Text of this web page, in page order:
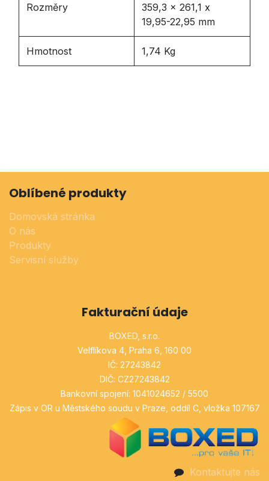
Rozměry
359,3 x 261,1 x
19,95-22,95 mm
Hmotnost 1,74 Kg
Oblíbené produkty
Domovská stránka
O nás
Produkty
Servisní služby
Fakturační údaje
BOXED, s.r.o.
Velflíkova 4, Praha 6, 160 00
IČ: 27243842
DIČ: CZ27243842
Bankovní spojení: 1041024652 / 5500
Zápis v OR u Městského soudu v Praze, oddíl C, vložka 107167
Kontaktujte nás